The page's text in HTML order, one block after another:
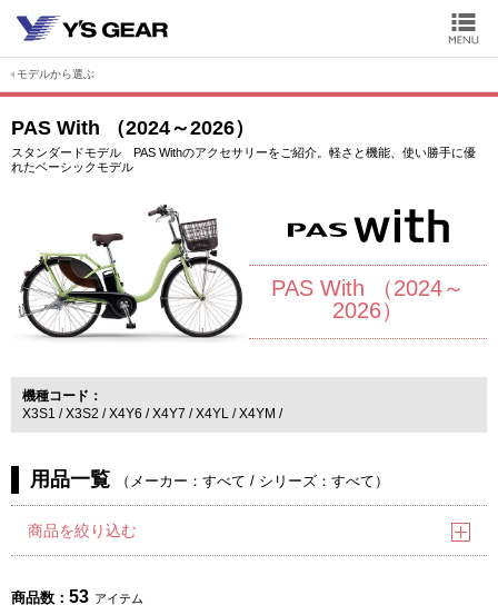
モデルから選ぶ
PAS With （2024～2026）
スタンダードモデル PAS Withのアクセサリーをご紹介。軽さと機能、使い勝手に優
れたベーシックモデル
PAS With （2024～
2026）
機種コード
X3S1
X3S2 X4Y6 X4Y7 X4YL X4YM
用品一覧 （ メーカー：すべて / シリーズ：すべて ）
商品を絞り込む
商品数： 53 アイテム